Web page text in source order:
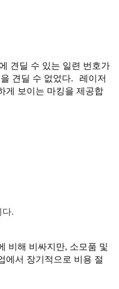
견딜 수 있는 일련 번호가
견딜 수 없었다.
레이저
게 보이는 마킹을 제공합
다.
비해 비싸지만, 소모품 및
에서 장기적으로 비용 절